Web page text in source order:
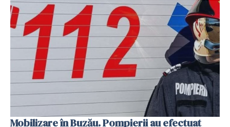
Mobilizare în Buzău. Pompierii au efectuat